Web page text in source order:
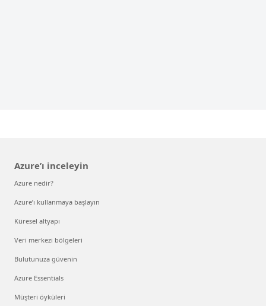
Azure’ı inceleyin
Azure nedir?
Azure’ı kullanmaya başlayın
Küresel altyapı
Veri merkezi bölgeleri
Bulutunuza güvenin
Azure Essentials
Müşteri öyküleri